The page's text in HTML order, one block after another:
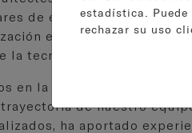
de eficiencia
en todos sus
la tecnología en este campo.
en la ciudad de
de nuestro
ha aportado
estadística.
rechazar su uso